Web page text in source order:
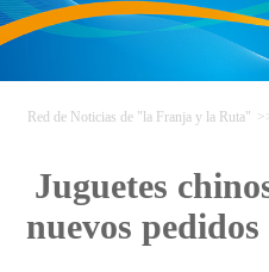
Red de Noticias de "la Franja y la Ruta"
Juguetes
nuevos